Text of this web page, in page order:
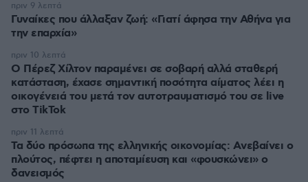
Γυναίκες που άλλαξαν ζωή: «Γιατί άφησα την Αθήνα για
την επαρχία»
πριν 9 λεπτά
Ο Πέρεζ Χίλτον παραμένει σε σοβαρή αλλά σταθερή
κατάσταση, έχασε σημαντική ποσότητα αίματος λέει η
οικογένειά του μετά τον αυτοτραυματισμό του σε live
στο TikTok
πριν 10 λεπτά
Τα δύο πρόσωπα της ελληνικής οικονομίας: Aνεβαίνει ο
πλούτος, πέφτει η αποταμίευση και «φουσκώνει» ο
δανεισμός
πριν 11 λεπτά